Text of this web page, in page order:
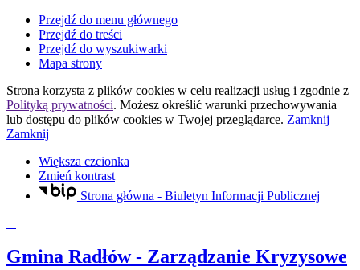
Przejdź do menu głównego
Przejdź do treści
Przejdź do wyszukiwarki
Mapa strony
Strona korzysta z plików cookies w celu realizacji usług i zgodnie z
Polityką prywatności. Możesz określić warunki przechowywania
lub dostępu do plików cookies w Twojej przeglądarce. Zamknij
Zamknij
Większa czcionka
Zmień kontrast
Strona główna - Biuletyn Informacji Publicznej
Gmina Radłów- Zarządzanie Kryzysowe